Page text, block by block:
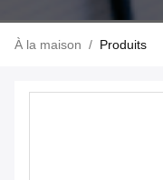
À la maison / Produits